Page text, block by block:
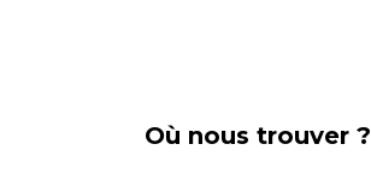
Où nous trouver ?